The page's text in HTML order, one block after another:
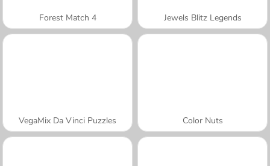
Forest Match 4 Jewels Blitz Legends
VegaMix Da Vinci Puzzles Color Nuts